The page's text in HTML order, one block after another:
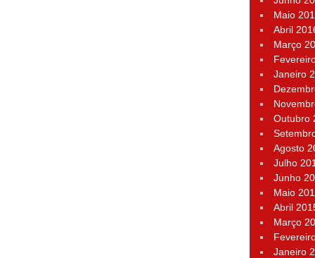
Maio
Abril
Março
Janeiro
Outubro
Agosto
Julho
Junho
Maio
Abril
Março
Janeiro